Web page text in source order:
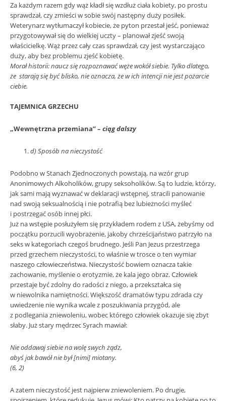
Za każdym razem gdy wąż kładł się wzdłuż ciała kobiety, po prostu
sprawdzał, czy zmieści w sobie swój następny duży posiłek.
Weterynarz wytłumaczył kobiecie, że pyton przestał jeść, ponieważ
przygotowywał się do wielkiej uczty – planował zjeść swoją
właścicielkę. Wąż przez cały czas sprawdzał, czy jest wystarczająco
duży, aby bez problemu zjeść kobietę.
Morał historii: naucz się rozpoznawać węże wokół siebie. Tylko dlatego,
że starają się być blisko, nie oznacza, że w ich intencji nie jest pożarcie
ciebie.
TAJEMNICA GRZECHU
„Wewnętrzna przemiana” – ciąg dalszy
d) Sposób na nieczystość
Podobno w Stanach Zjednoczonych powstają, na wzór grup
Anonimowych Alkoholików, grupy seksoholików. Są to ludzie, którzy,
jak sami mają wyznawać w deklaracji wstępnej, stracili panowanie
nad swoją seksualnością i nie potrafią bez lubieżności myśleć
i postrzegać osób innej płci.
Już na wstępie posłużyłem się przykładem rodem z USA, żebyśmy od
początku porzucili wyobrażenie, jakoby chrześcijaństwo patrzyło na
seks w kategoriach czegoś brudnego. Jeśli Pan Jezus przestrzega
przed grzechem nieczystości, to właśnie w trosce o ten wymiar
naszego człowieczeństwa. Nieczystość bowiem oznacza takie
zachowanie, myślenie o erotyzmie, że kala jego obraz. Człowiek
przestaje być zdolny do radości z niego, a przekształca się
w niewolnika namiętności. Większość dramatów typu zdrada czy
uwiedzenie nie wynika wcale z poszukiwania przygód, ale
z podlegania zniewoleniu, wobec którego człowiek okazuje się zbyt
słaby. Już stary mędrzec Syrach mawiał:
Nie oddawaj siebie na wolę swych żądz,
abyś jak bawół nie był [nimi] miotany.
(6, 2)
A zatem nieczystość jest najpierw zniewoleniem. Po drugie,